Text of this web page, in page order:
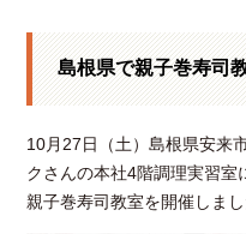
島根県で親子巻寿司
10月27日（土）島根県安来
クさんの本社4階調理実習室
親子巻寿司教室を開催しまし